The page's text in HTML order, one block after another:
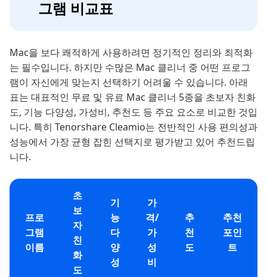
그램 비교표
Mac을 보다 쾌적하게 사용하려면 정기적인 정리와 최적화
는 필수입니다. 하지만 수많은 Mac 클리너 중 어떤 프로그
램이 자신에게 맞는지 선택하기 어려울 수 있습니다. 아래
표는 대표적인 무료 및 유료 Mac 클리너 5종을 초보자 친화
도, 기능 다양성, 가성비, 추천도 등 주요 요소로 비교한 것입
니다. 특히 Tenorshare Cleamio는 전반적인 사용 편의성과
성능에서 가장 균형 잡힌 선택지로 평가받고 있어 추천드립
니다.
프로
그램
이름
초
보
자
친
화
도
기
능
다
양
성
가
격/
가
성
비
추
천
도
추천
포인
트